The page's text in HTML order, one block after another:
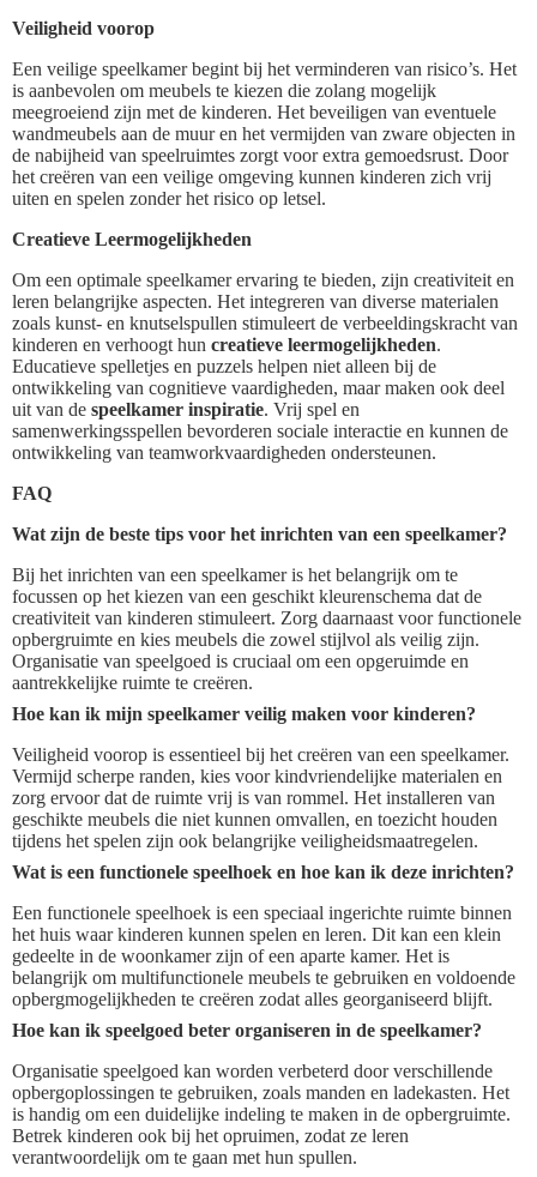
Veiligheid voorop
Een veilige speelkamer begint bij het verminderen van risico’s. Het
is aanbevolen om meubels te kiezen die zolang mogelijk
meegroeiend zijn met de kinderen. Het beveiligen van eventuele
wandmeubels aan de muur en het vermijden van zware objecten in
de nabijheid van speelruimtes zorgt voor extra gemoedsrust. Door
het creëren van een veilige omgeving kunnen kinderen zich vrij
uiten en spelen zonder het risico op letsel.
Creatieve Leermogelijkheden
Om een optimale speelkamer ervaring te bieden, zijn creativiteit en
leren belangrijke aspecten. Het integreren van diverse materialen
zoals kunst- en knutselspullen stimuleert de verbeeldingskracht van
kinderen en verhoogt hun creatieve leermogelijkheden.
Educatieve spelletjes en puzzels helpen niet alleen bij de
ontwikkeling van cognitieve vaardigheden, maar maken ook deel
uit van de speelkamer inspiratie. Vrij spel en
samenwerkingsspellen bevorderen sociale interactie en kunnen de
ontwikkeling van teamworkvaardigheden ondersteunen.
FAQ
Wat zijn de beste tips voor het inrichten van een speelkamer?
Bij het inrichten van een speelkamer is het belangrijk om te
focussen op het kiezen van een geschikt kleurenschema dat de
creativiteit van kinderen stimuleert. Zorg daarnaast voor functionele
opbergruimte en kies meubels die zowel stijlvol als veilig zijn.
Organisatie van speelgoed is cruciaal om een opgeruimde en
aantrekkelijke ruimte te creëren.
Hoe kan ik mijn speelkamer veilig maken voor kinderen?
Veiligheid voorop is essentieel bij het creëren van een speelkamer.
Vermijd scherpe randen, kies voor kindvriendelijke materialen en
zorg ervoor dat de ruimte vrij is van rommel. Het installeren van
geschikte meubels die niet kunnen omvallen, en toezicht houden
tijdens het spelen zijn ook belangrijke veiligheidsmaatregelen.
Wat is een functionele speelhoek en hoe kan ik deze inrichten?
Een functionele speelhoek is een speciaal ingerichte ruimte binnen
het huis waar kinderen kunnen spelen en leren. Dit kan een klein
gedeelte in de woonkamer zijn of een aparte kamer. Het is
belangrijk om multifunctionele meubels te gebruiken en voldoende
opbergmogelijkheden te creëren zodat alles georganiseerd blijft.
Hoe kan ik speelgoed beter organiseren in de speelkamer?
Organisatie speelgoed kan worden verbeterd door verschillende
opbergoplossingen te gebruiken, zoals manden en ladekasten. Het
is handig om een duidelijke indeling te maken in de opbergruimte.
Betrek kinderen ook bij het opruimen, zodat ze leren
verantwoordelijk om te gaan met hun spullen.